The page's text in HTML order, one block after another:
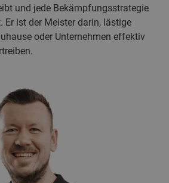
und jede Bekämpfungsstrategie
Er ist der Meister darin, lästige
oder Unternehmen effektiv